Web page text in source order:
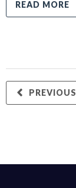
READ MORE
PREVIOUS